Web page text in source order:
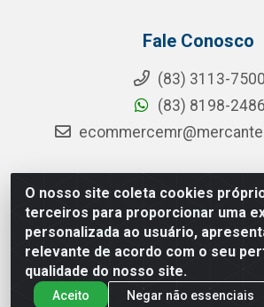
O nosso site coleta cookies
terceiros para proporcionar uma
personalizada ao usuário,
relevante de acordo com o seu
qualidade do nosso site.
Aceito Negar não essenciais
Fale Conosco
(83) 3113-7500
(83) 8198-2486
MR Distribuidora - Rua Hortêncio
Distrito Industrial, João Pessoa/PB -
CNPJ 35.428.312/0001-85